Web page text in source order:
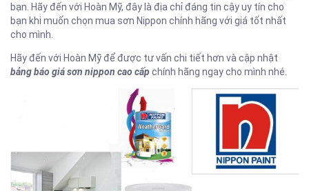
bạn. Hãy đến với Hoàn Mỹ, đây là địa chỉ đáng tin cậy uy tín cho
bạn khi muốn chọn mua sơn Nippon chính hãng với giá tốt nhất
cho mình.
Hãy đến với Hoàn Mỹ để được tư vấn chi tiết hơn và cập nhật
bảng báo giá sơn nippon cao cấp chính hãng ngay cho mình nhé.